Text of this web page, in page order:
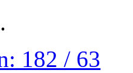
182 / 63